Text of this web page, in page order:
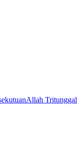
Allah Tritunggal